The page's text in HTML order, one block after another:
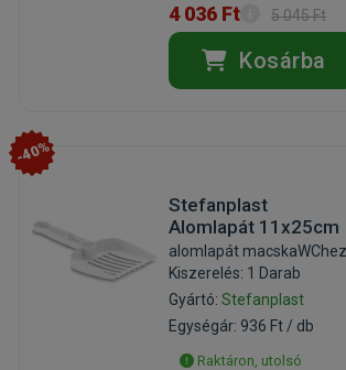
4 036 Ft 5 045 Ft
Kosárba
-40%
Stefanplast
Alomlapát 11x25cm
alomlapát macskaWChez
Kiszerelés: 1 Darab
Gyártó:Stefanplast
Egységár: 936 Ft / db
Raktáron, utolsó